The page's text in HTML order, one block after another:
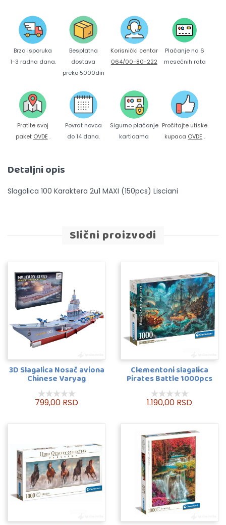
Brza isporuka
1-3 radna dana.
Besplatna
dostava
preko 5000din
Korisnički centar
064/00-80-222
Plaćanje na 6
mesečnih rata
Pratite svoj
paket OVDE .
Povrat novca
do 14 dana.
Sigurno plaćanje
karticama
Pročitajte utiske
kupaca OVDE .
Detaljni opis
Slagalica 100 Karaktera 2u1 MAXI (150pcs) Lisciani
Slični proizvodi
3D Slagalica Nosač aviona
Chinese Varyag
799,00 RSD
Clementoni slagalica
Pirates Battle 1000pcs
1.190,00 RSD